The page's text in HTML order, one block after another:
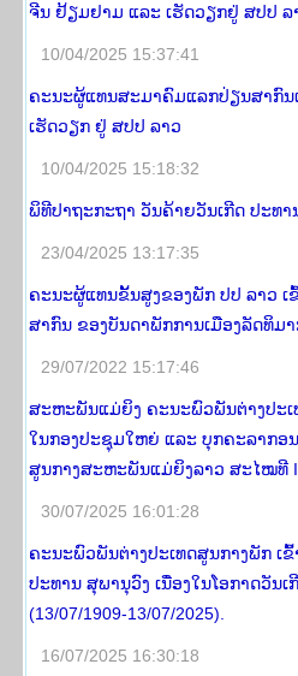
ຈີນ ຢ້ຽມຢາມ ແລະ ເຮັດວຽກຢູ່ ສປປ ລ
10/04/2025 15:37:41
ຄະນະຜູ້ແທນສະມາຄົມແລກປ່ຽນສາກົ
ເຮັດວຽກ ຢູ່ ສປປ ລາວ
10/04/2025 15:18:32
ພິທີປາຖະກະຖາ ວັນຄ້າຍວັນເກີດ ປະທ
23/04/2025 13:17:35
ຄະນະຜູ້ແທນຂັ້ນສູງຂອງພັກ ປປ ລາວ
ສາກົນ ຂອງບັນດາພັກການເມືອງລັດທິມ
29/07/2022 15:17:46
ສະຫະພັນແມ່ຍິງ ຄະນະພົວພັນຕ່າງປະເ
ໃນກອງປະຊຸມໃຫຍ່ ແລະ ບຸກຄະລາກອ
ສູນກາງສະຫະພັນແມ່ຍິງລາວ ສະໄໝທີ
30/07/2025 16:01:28
ຄະນະພົວພັນຕ່າງປະເທດສູນກາງພັກ
ປະທານ ສຸພານຸວົງ ເນື່ອງໃນໂອກາດວັນ
(13/07/1909-13/07/2025).
16/07/2025 16:30:18